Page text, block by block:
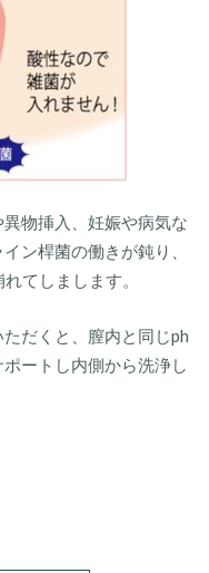
物挿入、妊娠や病気な
ン桿菌の働きが鈍り、
てしまします。
だくと、膣内と同じph
ートし内側から洗浄し